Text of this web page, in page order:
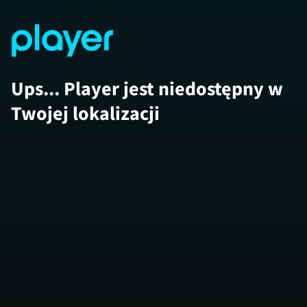
Ups... Player jest niedostępny w
Twojej lokalizacji